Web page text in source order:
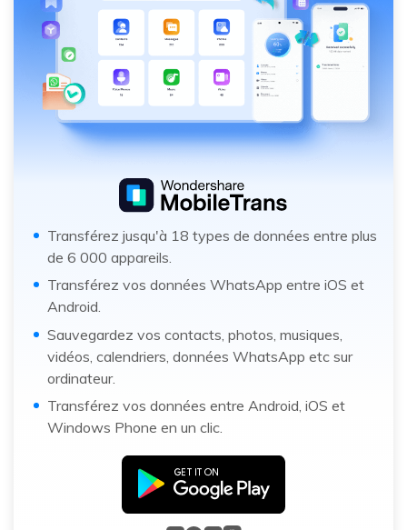
Transférez jusqu'à 18 types de données entre plus
de 6 000 appareils.
Transférez vos données WhatsApp entre iOS et
Android.
Sauvegardez vos contacts, photos, musiques,
vidéos, calendriers, données WhatsApp etc sur
ordinateur.
Transférez vos données entre Android, iOS et
Windows Phone en un clic.